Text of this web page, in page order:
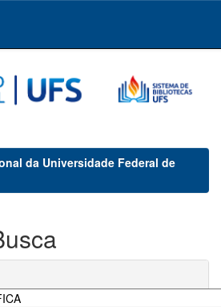
da Universidade Federal de